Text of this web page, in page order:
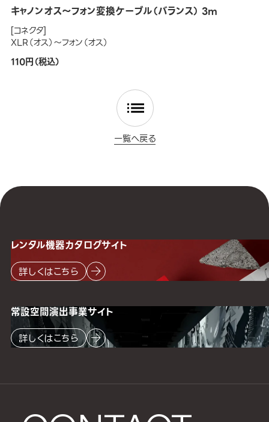
キャノンオス～フォン変換ケーブル（バランス） 3m
[コネクタ]
XLR（オス）～フォン（オス）
110円（税込）
一覧へ戻る
レンタル機器カタログサイト
詳しくはこちら
常設空間演出事業サイト
詳しくはこちら